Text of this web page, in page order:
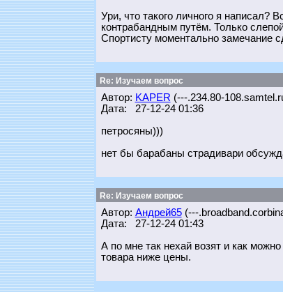
Ури, что такого личного я написал?
контрабандным путём. Только
Спортисту моментально замечание
Re: Изучаем вопрос
Автор: KAPER (---.234.80-
Дата: 27-12-24 01:36
петросяны)))
нет бы барабаны страдивари
Re: Изучаем вопрос
Автор: Андрей65(---
Дата: 27-12-24 01:43
А по мне так нехай возят и как
товара ниже цены.